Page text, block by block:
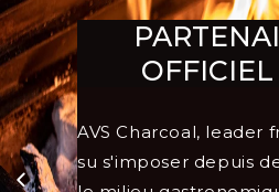
AVS Charcoal, leader
su s'imposer depuis